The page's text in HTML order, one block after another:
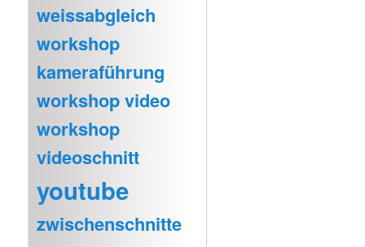
weissabgleich
workshop
kameraführung
workshop video
workshop
videoschnitt
youtube
zwischenschnitte